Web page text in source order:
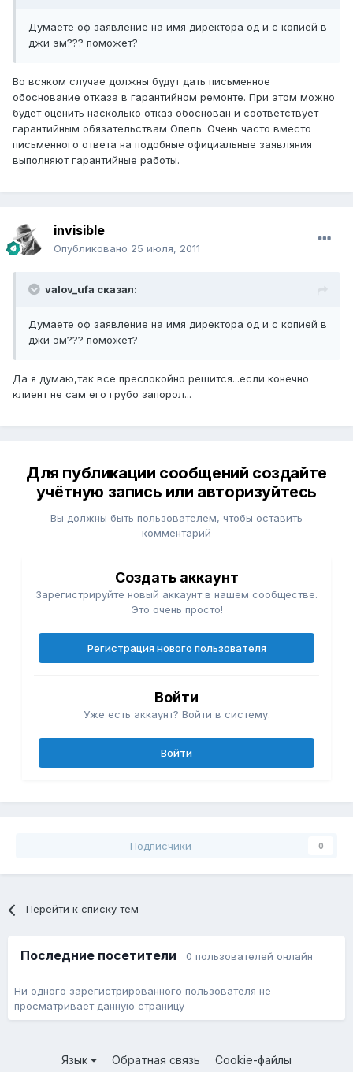
Думаете оф заявление на имя директора од и с копией в
джи эм??? поможет?
Во всяком случае должны будут дать письменное
обоснование отказа в гарантийном ремонте. При этом можно
будет оценить насколько отказ обоснован и соответствует
гарантийным обязательствам Опель. Очень часто вместо
письменного ответа на подобные официальные заявляния
выполняют гарантийные работы.
invisible
Опубликовано 25 июля, 2011
valov_ufa сказал:
Думаете оф заявление на имя директора од и с копией в
джи эм??? поможет?
Да я думаю,так все преспокойно решится...если конечно
клиент не сам его грубо запорол...
Для публикации сообщений создайте
учётную запись или авторизуйтесь
Вы должны быть пользователем, чтобы оставить
комментарий
Создать аккаунт
Зарегистрируйте новый аккаунт в нашем сообществе.
Это очень просто!
Регистрация нового пользователя
Войти
Уже есть аккаунт? Войти в систему.
Войти
Подписчики 0
Перейти к списку тем
Последние посетители 0 пользователей онлайн
Ни одного зарегистрированного пользователя не
просматривает данную страницу
Язык Обратная связь Cookie-файлы